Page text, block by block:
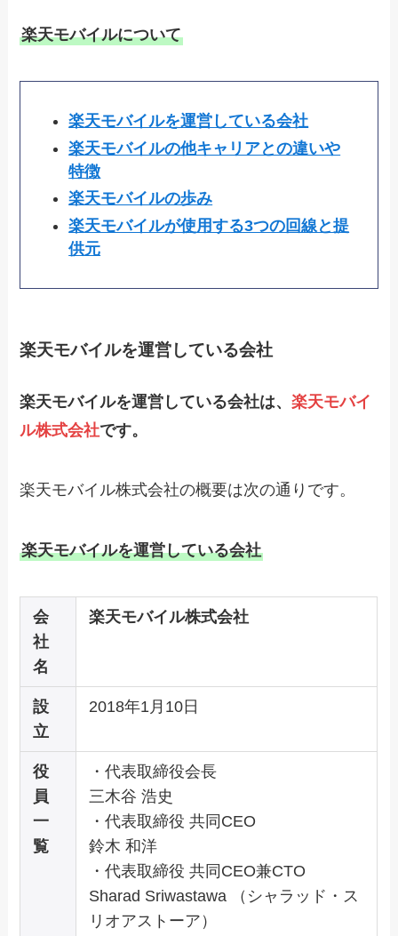
楽天モバイルについて
楽天モバイルを運営している会社
楽天モバイルの他キャリアとの違いや
特徴
楽天モバイルの歩み
楽天モバイルが使用する3つの回線と提
供元
楽天モバイルを運営している会社
楽天モバイルを運営している会社は、楽天モバイ
ル株式会社です。
楽天モバイル株式会社の概要は次の通りです。
楽天モバイルを運営している会社
会
社
名
楽天モバイル株式会社
設
立
2018年1月10日
役
員
一
覧
・代表取締役会長
三木谷 浩史
・代表取締役 共同CEO
鈴木 和洋
・代表取締役 共同CEO兼CTO
Sharad Sriwastawa （シャラッド・ス
リオアストーア）